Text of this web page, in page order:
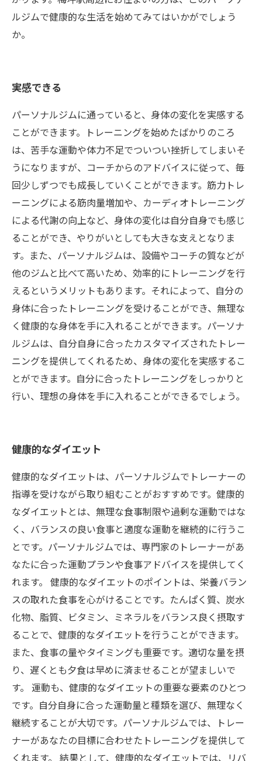
ルジムで健康的な生活を始めてみてはいかがでしょう
か。
実感できる
パーソナルジムに通っていると、身体の変化を実感する
ことができます。トレーニングを始めたばかりのころ
は、苦手な運動や体力不足でついつい挫折してしまいそ
うになりますが、コーチからのアドバイスに従って、毎
回少しずつでも成長していくことができます。筋力トレ
ーニングによる筋肉量増加や、カーディオトレーニング
による代謝の向上など、身体の変化は自分自身でも感じ
ることができ、やりがいとしても大きな支えとなりま
す。また、パーソナルジムは、設備やコーチの質などが
他のジムと比べて高いため、効率的にトレーニングを行
えるというメリットもあります。それによって、自分の
身体に合ったトレーニングを受けることができ、無理な
く健康的な身体を手に入れることができます。パーソナ
ルジムは、自分自身に合ったカスタマイズされたトレー
ニングを提供してくれるため、身体の変化を実感するこ
とができます。自分に合ったトレーニングをしっかりと
行い、理想の身体を手に入れることができるでしょう。
健康的なダイエット
健康的なダイエットは、パーソナルジムでトレーナーの
指導を受けながら取り組むことがおすすめです。健康的
なダイエットとは、無理な食事制限や過剰な運動ではな
く、バランスの良い食事と適度な運動を継続的に行うこ
とです。パーソナルジムでは、専門家のトレーナーがあ
なたに合った運動プランや食事アドバイスを提供してく
れます。 健康的なダイエットのポイントは、栄養バラン
スの取れた食事を心がけることです。たんぱく質、炭水
化物、脂質、ビタミン、ミネラルをバランス良く摂取す
ることで、健康的なダイエットを行うことができます。
また、食事の量やタイミングも重要です。適切な量を摂
り、遅くとも夕食は早めに済ませることが望ましいで
す。 運動も、健康的なダイエットの重要な要素のひとつ
です。自分自身に合った運動量と種類を選び、無理なく
継続することが大切です。パーソナルジムでは、トレー
ナーがあなたの目標に合わせたトレーニングを提供して
くれます。 結果として、健康的なダイエットでは、リバ